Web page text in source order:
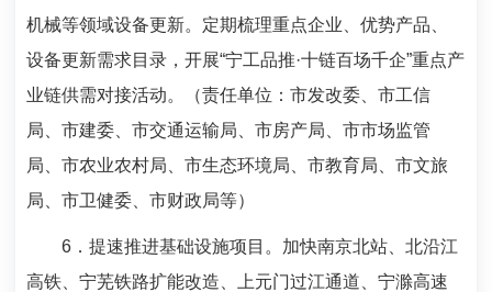
机械等领域设备更新。定期梳理重点企业、优势产品、
设备更新需求目录，开展“宁工品推·十链百场千企”重点产
业链供需对接活动。（责任单位：市发改委、市工信
局、市建委、市交通运输局、市房产局、市市场监管
局、市农业农村局、市生态环境局、市教育局、市文旅
局、市卫健委、市财政局等）
6 ．提速推进基础设施项目。加快南京北站、北沿江
高铁、宁芜铁路扩能改造、上元门过江通道、宁滁高速